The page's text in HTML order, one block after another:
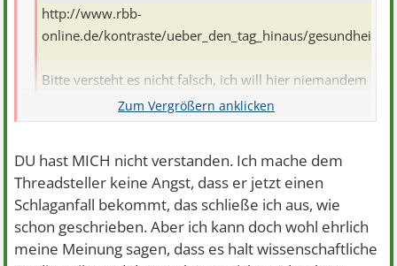
http://www.rbb-
online.de/kontraste/ueber_den_tag_hinaus/gesundheit/
Bitte versteht es nicht falsch, ich will hier niemandem
Angst machen, ich bin mir sicher, dass der
Threadsteller keinen Schlaganfall bekommt, weil es so
gefährliche Seite sehen.
Jeder hat das Recht, beid Seiten zu erfahren.
und die nächste dummheit ist, dass du der angst noch
nahrung schenkst...
DU hast MICH nicht verstanden. Ich mache dem
Threadsteller keine Angst, dass er jetzt einen
Schlaganfall bekommt, das schließe ich aus, wie
schon geschrieben. Aber ich kann doch wohl ehrlich
meine Meinung sagen, dass es halt wissenschaftliche